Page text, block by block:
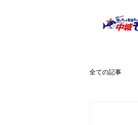
全ての記事